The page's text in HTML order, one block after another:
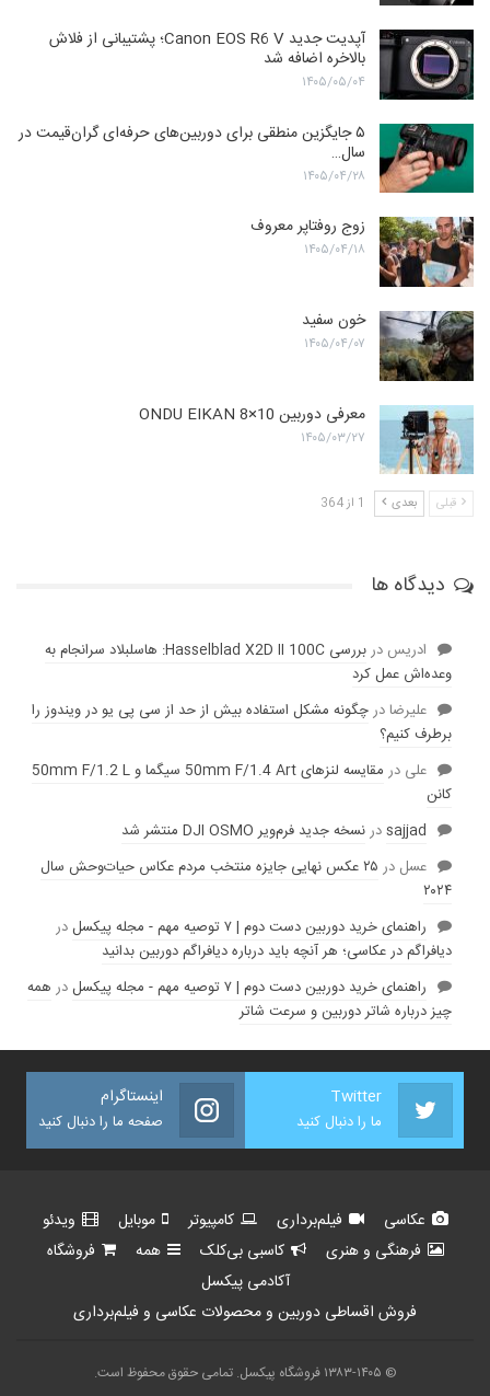
آپدیت جدید Canon EOS R6 V؛ پشتیبانی از فلاش
بالاخره اضافه شد
۱۴۰۵/۰۵/۰۴
۵ جایگزین منطقی برای دوربین‌های حرفه‌ای گران‌قیمت در
سال…
۱۴۰۵/۰۴/۲۸
زوج روفتاپر معروف
۱۴۰۵/۰۴/۱۸
خون سفید
۱۴۰۵/۰۴/۰۷
معرفی دوربین ONDU EIKAN 8×10
۱۴۰۵/۰۳/۲۷
قبلی بعدی 1 از 364
دیدگاه ها
ادریس در
بررسی Hasselblad X2D II 100C: هاسلبلاد سرانجام به
وعده‌‌اش عمل کرد
عليرضادرچگونه مشکل استفاده بیش از حد از سی پی یو در ویندوز را
برطرف کنیم؟
علی در
مقایسه لنز‌های 50mm F/1.4 Art سیگما و 50mm F/1.2 L
کانن
sajjadدرنسخه جدید فرم‌ویر DJI OSMO منتشر شد
عسل در
۲۵ عکس نهایی جایزه منتخب مردم عکاس حیات‌وحش سال
۲۰۲۴
راهنمای خرید دوربین دست دوم | ۷ توصیه مهم - مجله پیکسل
در
دیافراگم در عکاسی؛ هر آنچه باید درباره دیافراگم دوربین بدانید
راهنمای خرید دوربین دست دوم | ۷ توصیه مهم - مجله پیکسل
در همه
چیز درباره شاتر دوربین و سرعت شاتر
Twitter
ما را دنبال کنید
اینستاگرام
صفحه ما را دنبال کنید
عکاسی فیلم‌برداری کامپیوتر موبایل
ویدئو
فرهنگی و هنری
کاسبی بی‌کلک همه
فروشگاه
آکادمی پیکسل
فروش اقساطی دوربین و محصولات عکاسی و فیلم‌برداری
© ۱۳۸۳-۱۴۰۵ فروشگاه پیکسل. تمامی حقوق محفوظ است.